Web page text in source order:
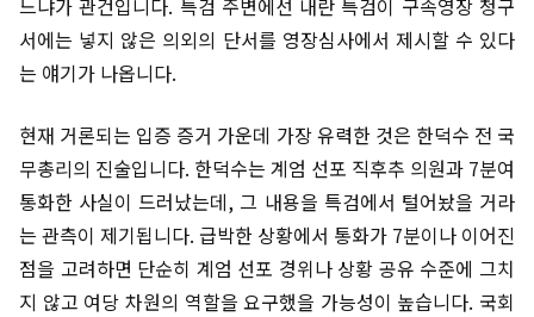
느냐가 관건입니다. 특검 주변에선 내란 특검이 구속영장 청구
서에는 넣지 않은 의외의 단서를 영장심사에서 제시할 수 있다
는 얘기가 나옵니다.
현재 거론되는 입증 증거 가운데 가장 유력한 것은 한덕수 전 국
무총리의 진술입니다. 한덕수는 계엄 선포 직후추 의원과 7분여
통화한 사실이 드러났는데, 그 내용을 특검에서 털어놨을 거라
는 관측이 제기됩니다. 급박한 상황에서 통화가 7분이나 이어진
점을 고려하면 단순히 계엄 선포 경위나 상황 공유 수준에 그치
지 않고 여당 차원의 역할을 요구했을 가능성이 높습니다. 국회